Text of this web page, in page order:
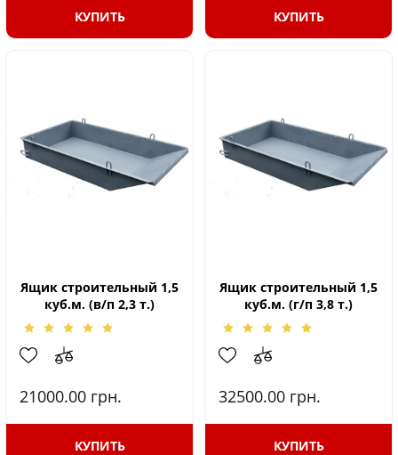
КУПИТЬ КУПИТЬ
Ящик строительный 1,5
куб.м. (в/п 2,3 т.)
21000.00 грн.
КУПИТЬ
Ящик строительный 1,5
куб.м. (г/п 3,8 т.)
32500.00 грн.
КУПИТЬ